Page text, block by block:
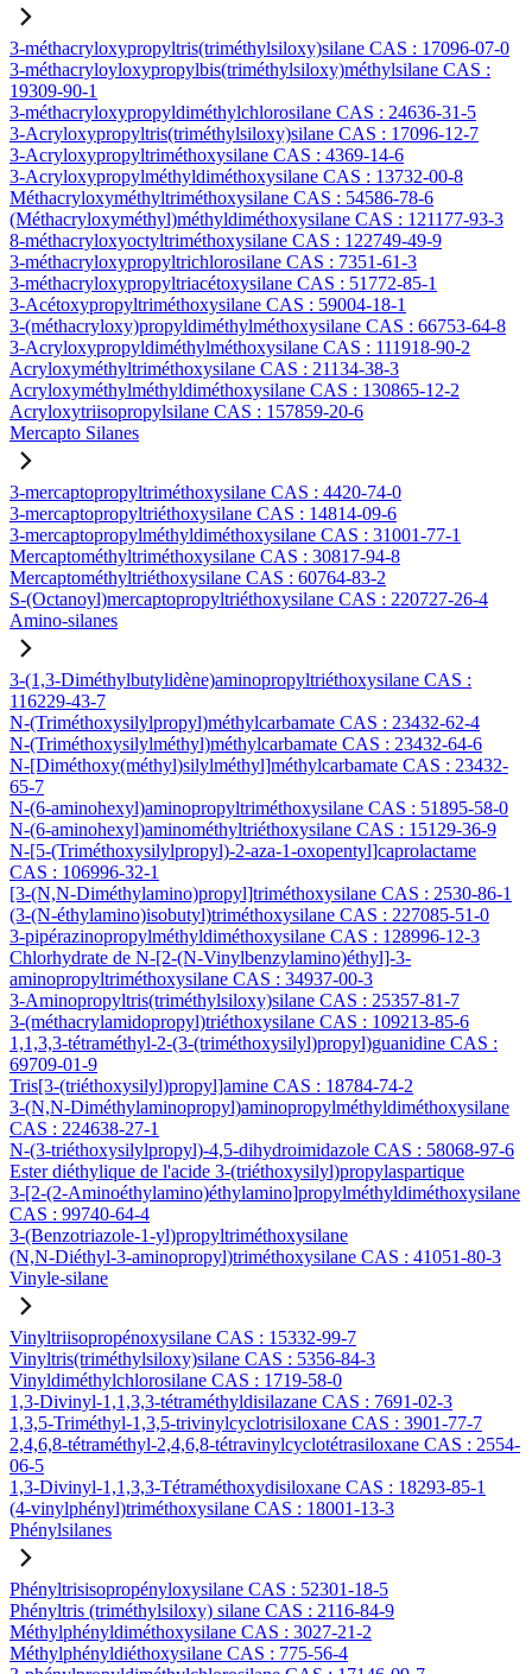
3-méthacryloxypropyltris(triméthylsiloxy)silane CAS : 17096-07-0
3-méthacryloyloxypropylbis(triméthylsiloxy)méthylsilane CAS :
19309-90-1
3-méthacryloxypropyldiméthylchlorosilane CAS : 24636-31-5
3-Acryloxypropyltris(triméthylsiloxy)silane CAS : 17096-12-7
3-Acryloxypropyltriméthoxysilane CAS : 4369-14-6
3-Acryloxypropylméthyldiméthoxysilane CAS : 13732-00-8
Méthacryloxyméthyltriméthoxysilane CAS : 54586-78-6
(Méthacryloxyméthyl)méthyldiméthoxysilane CAS : 121177-93-3
8-méthacryloxyoctyltriméthoxysilane CAS : 122749-49-9
3-méthacryloxypropyltrichlorosilane CAS : 7351-61-3
3-méthacryloxypropyltriacétoxysilane CAS : 51772-85-1
3-Acétoxypropyltriméthoxysilane CAS : 59004-18-1
3-(méthacryloxy)propyldiméthylméthoxysilane CAS : 66753-64-8
3-Acryloxypropyldiméthylméthoxysilane CAS : 111918-90-2
Acryloxyméthyltriméthoxysilane CAS : 21134-38-3
Acryloxyméthylméthyldiméthoxysilane CAS : 130865-12-2
Acryloxytriisopropylsilane CAS : 157859-20-6
Mercapto Silanes
3-mercaptopropyltriméthoxysilane CAS : 4420-74-0
3-mercaptopropyltriéthoxysilane CAS : 14814-09-6
3-mercaptopropylméthyldiméthoxysilane CAS : 31001-77-1
Mercaptométhyltriméthoxysilane CAS : 30817-94-8
Mercaptométhyltriéthoxysilane CAS : 60764-83-2
S-(Octanoyl)mercaptopropyltriéthoxysilane CAS : 220727-26-4
Amino-silanes
3-(1,3-Diméthylbutylidène)aminopropyltriéthoxysilane CAS :
116229-43-7
N-(Triméthoxysilylpropyl)méthylcarbamate CAS : 23432-62-4
N-(Triméthoxysilylméthyl)méthylcarbamate CAS : 23432-64-6
N-[Diméthoxy(méthyl)silylméthyl]méthylcarbamate CAS : 23432-
65-7
N-(6-aminohexyl)aminopropyltriméthoxysilane CAS : 51895-58-0
N-(6-aminohexyl)aminométhyltriéthoxysilane CAS : 15129-36-9
N-[5-(Triméthoxysilylpropyl)-2-aza-1-oxopentyl]caprolactame
CAS : 106996-32-1
[3-(N,N-Diméthylamino)propyl]triméthoxysilane CAS : 2530-86-1
(3-(N-éthylamino)isobutyl)triméthoxysilane CAS : 227085-51-0
3-pipérazinopropylméthyldiméthoxysilane CAS : 128996-12-3
Chlorhydrate de N-[2-(N-Vinylbenzylamino)éthyl]-3-
aminopropyltriméthoxysilane CAS : 34937-00-3
3-Aminopropyltris(triméthylsiloxy)silane CAS : 25357-81-7
3-(méthacrylamidopropyl)triéthoxysilane CAS : 109213-85-6
1,1,3,3-tétraméthyl-2-(3-(triméthoxysilyl)propyl)guanidine CAS :
69709-01-9
Tris[3-(triéthoxysilyl)propyl]amine CAS : 18784-74-2
3-(N,N-Diméthylaminopropyl)aminopropylméthyldiméthoxysilane
CAS : 224638-27-1
N-(3-triéthoxysilylpropyl)-4,5-dihydroimidazole CAS : 58068-97-6
Ester diéthylique de l'acide 3-(triéthoxysilyl)propylaspartique
3-[2-(2-Aminoéthylamino)éthylamino]propylméthyldiméthoxysilane
CAS : 99740-64-4
3-(Benzotriazole-1-yl)propyltriméthoxysilane
(N,N-Diéthyl-3-aminopropyl)triméthoxysilane CAS : 41051-80-3
Vinyle-silane
Vinyltriisopropénoxysilane CAS : 15332-99-7
Vinyltris(triméthylsiloxy)silane CAS : 5356-84-3
Vinyldiméthylchlorosilane CAS : 1719-58-0
1,3-Divinyl-1,1,3,3-tétraméthyldisilazane CAS : 7691-02-3
1,3,5-Triméthyl-1,3,5-trivinylcyclotrisiloxane CAS : 3901-77-7
2,4,6,8-tétraméthyl-2,4,6,8-tétravinylcyclotétrasiloxane CAS : 2554-
06-5
1,3-Divinyl-1,1,3,3-Tétraméthoxydisiloxane CAS : 18293-85-1
(4-vinylphényl)triméthoxysilane CAS : 18001-13-3
Phénylsilanes
Phényltrisisopropényloxysilane CAS : 52301-18-5
Phényltris (triméthylsiloxy) silane CAS : 2116-84-9
Méthylphényldiméthoxysilane CAS : 3027-21-2
Méthylphényldiéthoxysilane CAS : 775-56-4